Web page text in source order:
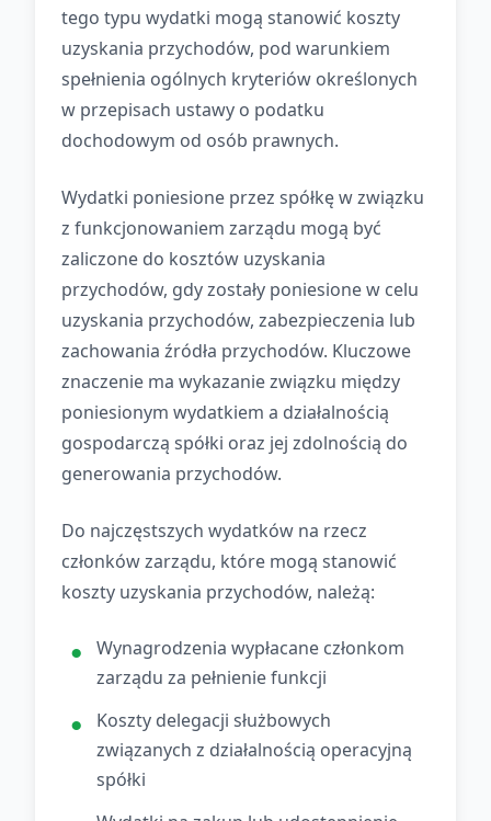
tego typu wydatki mogą stanowić koszty
uzyskania przychodów, pod warunkiem
spełnienia ogólnych kryteriów określonych
w przepisach ustawy o podatku
dochodowym od osób prawnych.
Wydatki poniesione przez spółkę w związku
z funkcjonowaniem zarządu mogą być
zaliczone do kosztów uzyskania
przychodów, gdy zostały poniesione w celu
uzyskania przychodów, zabezpieczenia lub
zachowania źródła przychodów. Kluczowe
znaczenie ma wykazanie związku między
poniesionym wydatkiem a działalnością
gospodarczą spółki oraz jej zdolnością do
generowania przychodów.
Do najczęstszych wydatków na rzecz
członków zarządu, które mogą stanowić
koszty uzyskania przychodów, należą:
Wynagrodzenia wypłacane członkom
zarządu za pełnienie funkcji
Koszty delegacji służbowych
związanych z działalnością operacyjną
spółki